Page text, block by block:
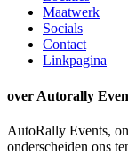
Maatwerk
Socials
Contact
Linkpagina
over Autorally
AutoRally Events,
onderscheiden ons